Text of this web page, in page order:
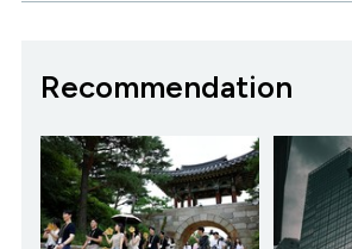
Recommendation